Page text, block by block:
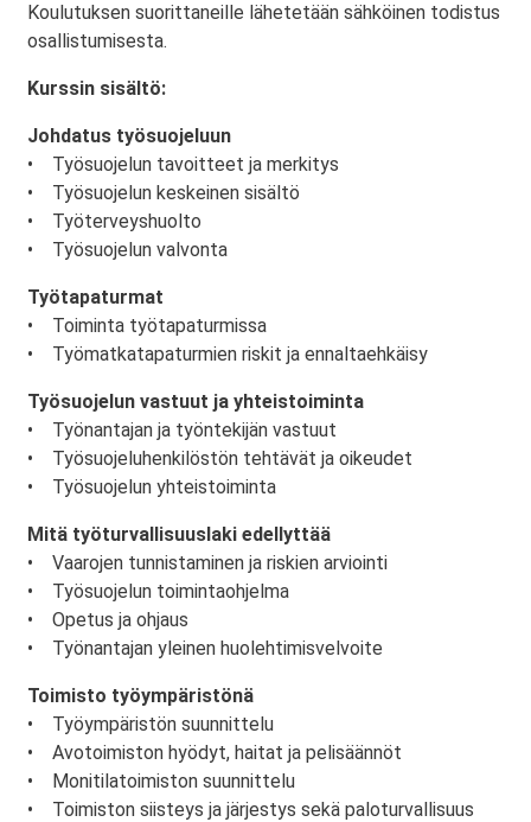
Koulutuksen suorittaneille lähetetään sähköinen todistus
osallistumisesta.
Kurssin sisältö:
Johdatus työsuojeluun
• Työsuojelun tavoitteet ja merkitys
• Työsuojelun keskeinen sisältö
• Työterveyshuolto
• Työsuojelun valvonta
Työtapaturmat
• Toiminta työtapaturmissa
• Työmatkatapaturmien riskit ja ennaltaehkäisy
Työsuojelun vastuut ja yhteistoiminta
• Työnantajan ja työntekijän vastuut
• Työsuojeluhenkilöstön tehtävät ja oikeudet
• Työsuojelun yhteistoiminta
Mitä työturvallisuuslaki edellyttää
• Vaarojen tunnistaminen ja riskien arviointi
• Työsuojelun toimintaohjelma
• Opetus ja ohjaus
• Työnantajan yleinen huolehtimisvelvoite
Toimisto työympäristönä
• Työympäristön suunnittelu
• Avotoimiston hyödyt, haitat ja pelisäännöt
• Monitilatoimiston suunnittelu
• Toimiston siisteys ja järjestys sekä paloturvallisuus